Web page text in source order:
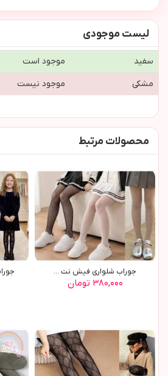
لیست موجودی
سفید
موجود است
مشکی
موجود نیست
محصولات مرتبط
جوراب شلواری فیش نت ...
۳۸۰,۰۰۰ تومان